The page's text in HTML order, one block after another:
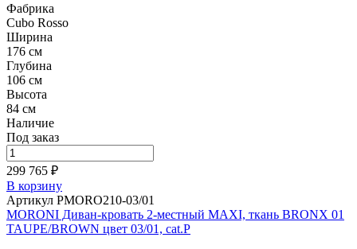
Фабрика
Cubo Rosso
Ширина
176 см
Глубина
106 см
Высота
84 см
Наличие
Под заказ
299 765 ₽
В корзину
Артикул PMORO210-03/01
MORONI Диван-кровать 2-местный MAXI, ткань BRONX 01
TAUPE/BROWN цвет 03/01, cat.P